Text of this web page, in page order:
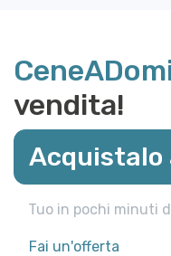
vendita!
Acquistalo
Tuo in pochi minuti
Fai un'offerta